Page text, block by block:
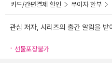
카드/간편결제 할인 무이자 할부
관심 저자, 시리즈의 출간 알림을 받
선물포장불가